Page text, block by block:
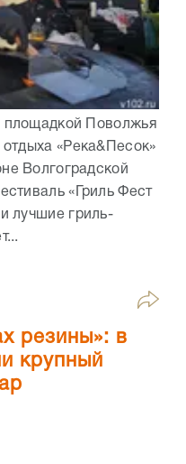
площадкой Поволжья
«Река&Песок»
Волгоградской
«Гриль Фест
лучшие гриль-
резины»: в
крупный